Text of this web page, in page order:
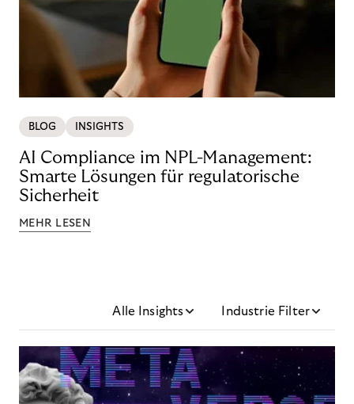
BLOG INSIGHTS
AI Compliance im NPL-Management:
Smarte Lösungen für regulatorische
Sicherheit
MEHR LESEN
Alle Insights Industrie Filter